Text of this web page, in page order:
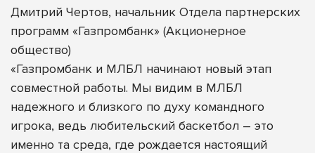
Дмитрий Чертов, начальник Отдела партнерских
программ «Газпромбанк» (Акционерное
общество)
«Газпромбанк и МЛБЛ начинают новый этап
совместной работы. Мы видим в МЛБЛ
надежного и близкого по духу командного
игрока, ведь любительский баскетбол – это
именно та среда, где рождается настоящий